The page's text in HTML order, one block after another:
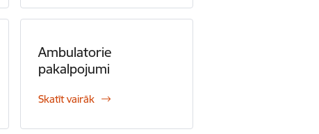
Ambulatorie
pakalpojumi
Skatīt vairāk